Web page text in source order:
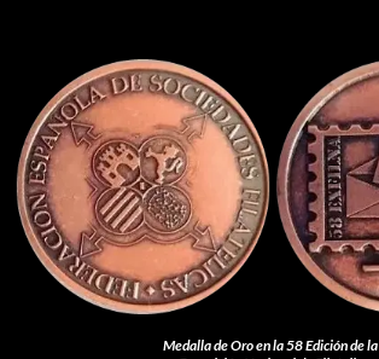
Medalla de Oro en la 58 Edición de la